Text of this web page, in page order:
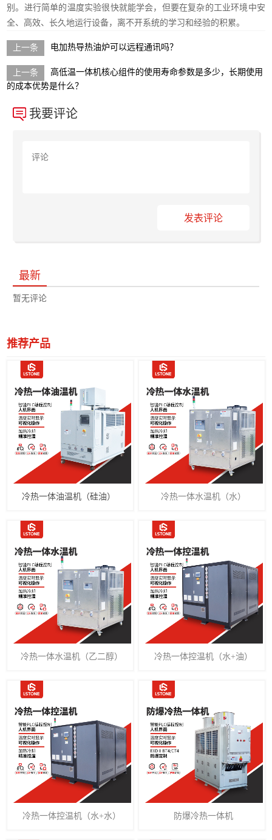
别。进行简单的温度实验很快就能学会，但要在复杂的工业环境中安
全、高效、长久地运行设备，离不开系统的学习和经验的积累。
电加热导热油炉可以远程通讯吗？
高低温一体机核心组件的使用寿命参数是多少，长期使用
的成本优势是什么？
我要评论
发表评论
最新
暂无评论
推荐产品
冷热一体油温机（硅油） 冷热一体水温机（水）
冷热一体水温机（乙二醇） 冷热一体控温机（水+油）
冷热一体控温机（水+水） 防爆冷热一体机